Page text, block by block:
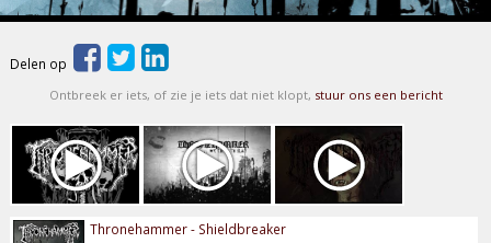
Delen op
Ontbreek er iets, of zie je iets dat niet klopt, stuur ons een bericht
Thronehammer - Shieldbreaker